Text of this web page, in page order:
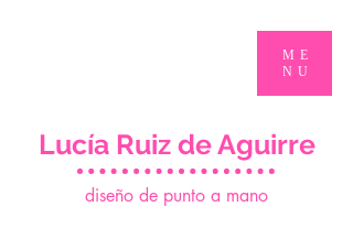
diseño de punto a mano
Lucía Ruiz de Aguirre
ME
NU